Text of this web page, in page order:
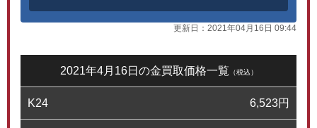
更新日： 2021年04月16日 09:44
2021年4月16日の金買取価格一覧 （税込）
K24 6,523円